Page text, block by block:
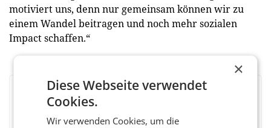
motiviert uns, denn nur gemeinsam können wir zu
einem Wandel beitragen und noch mehr sozialen
Impact schaffen.“
BEWERTEN SIE DIESEN ARTIKEL
×
Diese Webseite verwendet
Cookies.
Wir verwenden Cookies, um die